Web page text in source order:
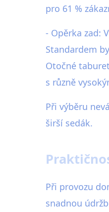
pro 61 %
- Opěrka zad:
Standardem
Otočné
s různě
Při výběru
širší sedák.
Při provozu
snadnou